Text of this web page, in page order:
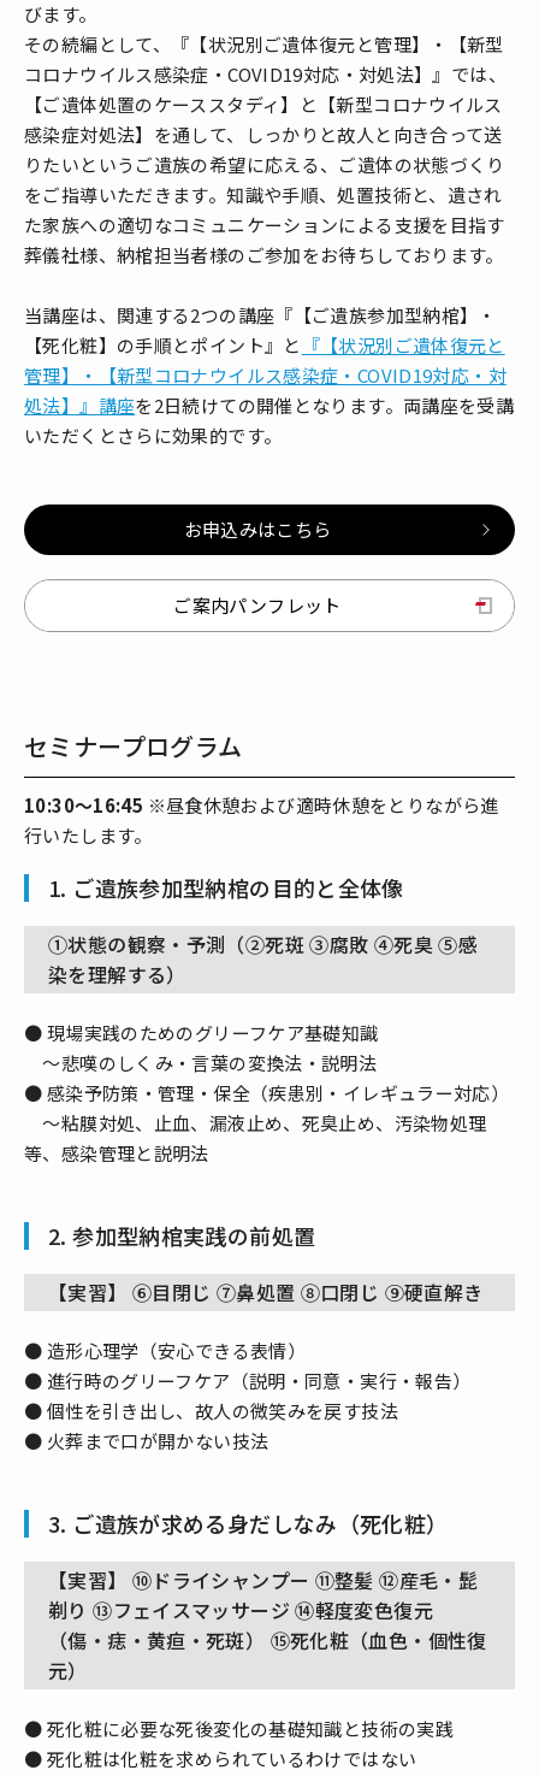
びます。
その続編として、『【状況別ご遺体復元と管理】・【新型
コロナウイルス感染症・COVID19対応・対処法】』では、
【ご遺体処置のケーススタディ】と【新型コロナウイルス
感染症対処法】を通して、しっかりと故人と向き合って送
りたいというご遺族の希望に応える、ご遺体の状態づくり
をご指導いただきます。知識や手順、処置技術と、遺され
た家族への適切なコミュニケーションによる支援を目指す
葬儀社様、納棺担当者様のご参加をお待ちしております。
当講座は、関連する2つの講座『【ご遺族参加型納棺】・
【死化粧】の手順とポイント』と 『【状況別ご遺体復元と
管理】・【新型コロナウイルス感染症・COVID19対応・対
処法】』講座を2日続けての開催となります。両講座を受講
いただくとさらに効果的です。
お申込みはこちら
ご案内パンフレット
セミナープログラム
10:30～16:45 ※昼食休憩および適時休憩をとりながら進
行いたします。
1. ご遺族参加型納棺の目的と全体像
①状態の観察・予測（②死斑 ③腐敗 ④死臭 ⑤感
染を理解する）
● 現場実践のためのグリーフケア基礎知識
～悲嘆のしくみ・言葉の変換法・説明法
● 感染予防策・管理・保全（疾患別・イレギュラー対応）
～粘膜対処、止血、漏液止め、死臭止め、汚染物処理
等、感染管理と説明法
2. 参加型納棺実践の前処置
【実習】 ⑥目閉じ ⑦鼻処置 ⑧口閉じ ⑨硬直解き
● 造形心理学（安心できる表情）
● 進行時のグリーフケア（説明・同意・実行・報告）
● 個性を引き出し、故人の微笑みを戻す技法
● 火葬まで口が開かない技法
3. ご遺族が求める身だしなみ（死化粧）
【実習】 ⑩ドライシャンプー ⑪整髪 ⑫産毛・髭
剃り ⑬フェイスマッサージ ⑭軽度変色復元
（傷・痣・黄疸・死斑） ⑮死化粧（血色・個性復
元）
● 死化粧に必要な死後変化の基礎知識と技術の実践
● 死化粧は化粧を求められているわけではない